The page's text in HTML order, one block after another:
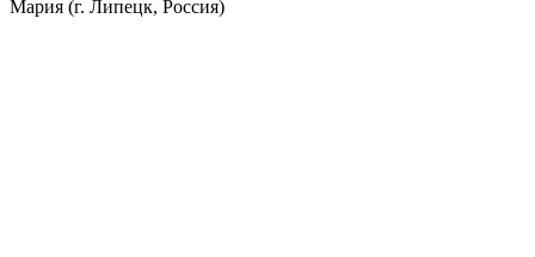
Мария (г. Липецк, Россия)